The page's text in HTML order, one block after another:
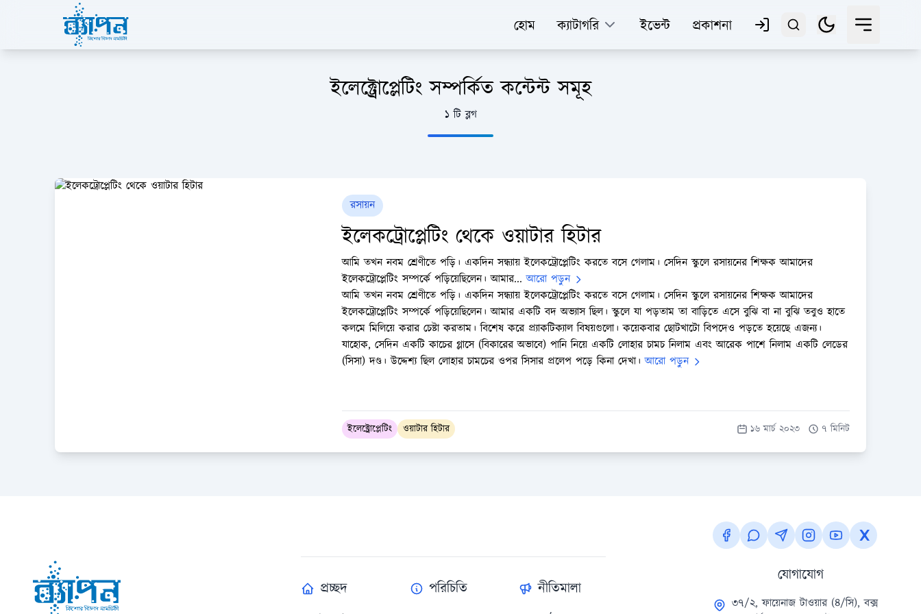
হোম ক্যাটাগরি ইভেন্ট প্রকাশনা
ইলেক্ট্রোপ্লেটিং সম্পর্কিত কন্টেন্ট সমূহ
১ টি ব্লগ
রসায়ন
ইলেকট্রোপ্লেটিং থেকে ওয়াটার হিটার
আমি তখন নবম শ্রেণীতে পড়ি। একদিন সন্ধ্যায় ইলেকট্রোপ্লেটিং করতে বসে গেলাম। সেদিন স্কুলে রসায়নের শিক্ষক আমাদের
ইলেকট্রোপ্লেটিং সম্পর্কে পড়িয়েছিলেন। আমার...আরো পড়ুন
আমি তখন নবম শ্রেণীতে পড়ি। একদিন সন্ধ্যায় ইলেকট্রোপ্লেটিং করতে বসে গেলাম। সেদিন স্কুলে রসায়নের শিক্ষক আমাদের
ইলেকট্রোপ্লেটিং সম্পর্কে পড়িয়েছিলেন। আমার একটি বদ অভ্যাস ছিল। স্কুলে যা পড়তাম তা বাড়িতে এসে বুঝি বা না বুঝি তবুও হাতে
কলমে মিলিয়ে করার চেষ্টা করতাম। বিশেষ করে প্র্যাকটিক্যাল বিষয়গুলো। কয়েকবার ছোটখাটো বিপদেও পড়তে হয়েছে এজন্য।
যাহোক, সেদিন একটি কাচের গ্লাসে (বিকারের অভাবে) পানি নিয়ে একটি লোহার চামচ নিলাম এবং আরেক পাশে নিলাম একটি লেডের
(সিসা) দণ্ড। উদ্দেশ্য ছিল লোহার চামচের ওপর সিসার প্রলেপ পড়ে কিনা দেখা।আরো পড়ুন
ইলেক্ট্রোপ্লেটিং ওয়াটার হিটার ১৬ মার্চ ২০২৩ ৭ মিনিট
প্রচ্ছদ
পরিচিতি
নীতিমালা
যোগাযোগ
৩৭/২, ফায়েনাজ টাওয়ার (৪/সি), বক্স